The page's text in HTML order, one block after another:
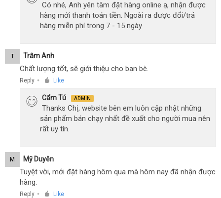
Có nhé, Anh yên tâm đặt hàng online ạ, nhận được
hàng mới thanh toán tiền. Ngoài ra được đổi/trả
hàng miễn phí trong 7 - 15 ngày
T Trâm Anh
Chất lượng tốt, sẽ giới thiệu cho bạn bè.
Reply ● Like
Cẩm Tú ADMIN
Thanks Chị, website bên em luôn cập nhật những
sản phẩm bán chạy nhất đề xuất cho người mua nên
rất uy tín.
M Mỹ Duyên
Tuyệt vời, mới đặt hàng hôm qua mà hôm nay đã nhận được
hàng.
Reply ● Like